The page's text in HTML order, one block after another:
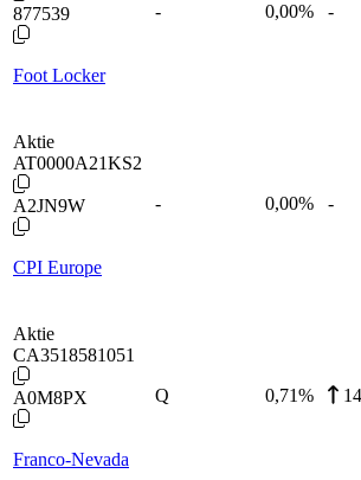
877539
Foot Locker
- 0,00% -
Aktie
AT0000A21KS2
A2JN9W
CPI Europe
- 0,00% -
Aktie
CA3518581051
A0M8PX
Franco-Nevada
Q 0,71%